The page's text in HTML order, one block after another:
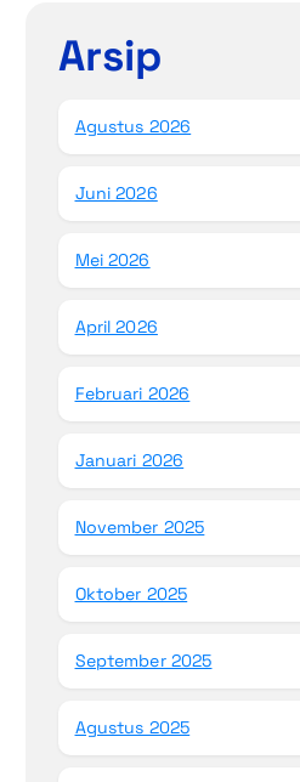
Arsip
Agustus 2026
Juni 2026
Mei 2026
April 2026
Februari 2026
Januari 2026
November 2025
Oktober 2025
September 2025
Agustus 2025